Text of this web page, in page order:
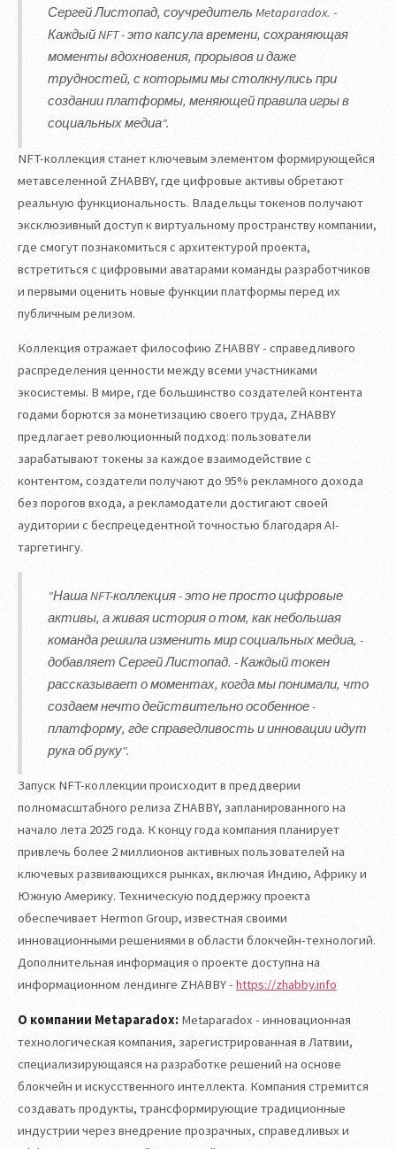
Сергей Листопад, соучредитель Metaparadox. -
Каждый NFT - это капсула времени, сохраняющая
моменты вдохновения, прорывов и даже
трудностей, с которыми мы столкнулись при
создании платформы, меняющей правила игры в
социальных медиа".
NFT-коллекция станет ключевым элементом формирующейся
метавселенной ZHABBY, где цифровые активы обретают
реальную функциональность. Владельцы токенов получают
эксклюзивный доступ к виртуальному пространству компании,
где смогут познакомиться с архитектурой проекта,
встретиться с цифровыми аватарами команды разработчиков
и первыми оценить новые функции платформы перед их
публичным релизом.
Коллекция отражает философию ZHABBY - справедливого
распределения ценности между всеми участниками
экосистемы. В мире, где большинство создателей контента
годами борются за монетизацию своего труда, ZHABBY
предлагает революционный подход: пользователи
зарабатывают токены за каждое взаимодействие с
контентом, создатели получают до 95% рекламного дохода
без порогов входа, а рекламодатели достигают своей
аудитории с беспрецедентной точностью благодаря AI-
таргетингу.
"Наша NFT-коллекция - это не просто цифровые
активы, а живая история о том, как небольшая
команда решила изменить мир социальных медиа, -
добавляет Сергей Листопад. - Каждый токен
рассказывает о моментах, когда мы понимали, что
создаем нечто действительно особенное -
платформу, где справедливость и инновации идут
рука об руку".
Запуск NFT-коллекции происходит в преддверии
полномасштабного релиза ZHABBY, запланированного на
начало лета 2025 года. К концу года компания планирует
привлечь более 2 миллионов активных пользователей на
ключевых развивающихся рынках, включая Индию, Африку и
Южную Америку. Техническую поддержку проекта
обеспечивает Hermon Group, известная своими
инновационными решениями в области блокчейн-технологий.
Дополнительная информация о проекте доступна на
информационном лендинге ZHABBY - https://zhabby.info
О компании Metaparadox: Metaparadox - инновационная
технологическая компания, зарегистрированная в Латвии,
специализирующаяся на разработке решений на основе
блокчейн и искусственного интеллекта. Компания стремится
создавать продукты, трансформирующие традиционные
индустрии через внедрение прозрачных, справедливых и